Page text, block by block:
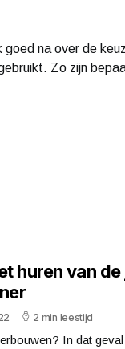
na over de
Zo zijn
huren van
2 min leestijd
In dat